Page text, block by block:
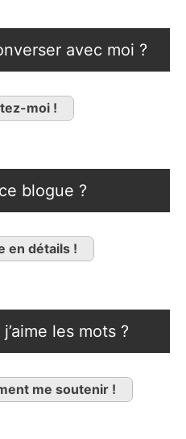
avec moi ?
moi !
blogue ?
en détails !
les mots ?
me soutenir !